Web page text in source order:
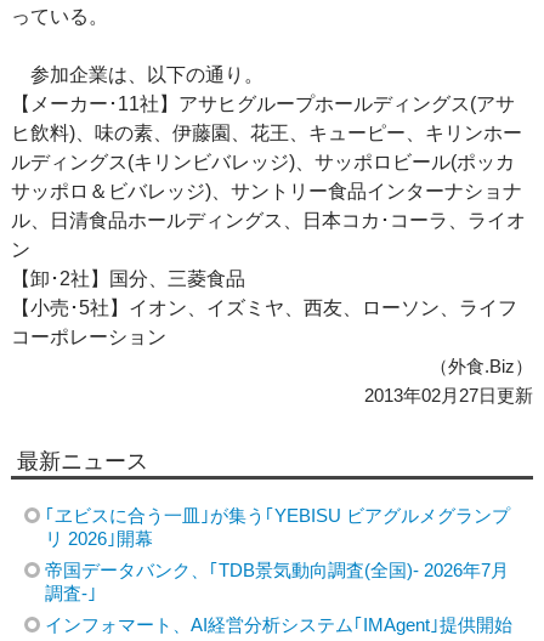
っている。
参加企業は、以下の通り。
【メーカー･11社】アサヒグループホールディングス(アサ
ヒ飲料)、味の素、伊藤園、花王、キューピー、キリンホー
ルディングス(キリンビバレッジ)、サッポロビール(ポッカ
サッポロ＆ビバレッジ)、サントリー食品インターナショナ
ル、日清食品ホールディングス、日本コカ･コーラ、ライオ
ン
【卸･2社】国分、三菱食品
【小売･5社】イオン、イズミヤ、西友、ローソン、ライフ
コーポレーション
（外食.Biz）
2013年02月27日更新
最新ニュース
｢ヱビスに合う一皿｣が集う｢YEBISU ビアグルメグランプ
リ 2026｣開幕
帝国データバンク、｢TDB景気動向調査(全国)- 2026年7月
調査-｣
インフォマート、AI経営分析システム｢IMAgent｣提供開始